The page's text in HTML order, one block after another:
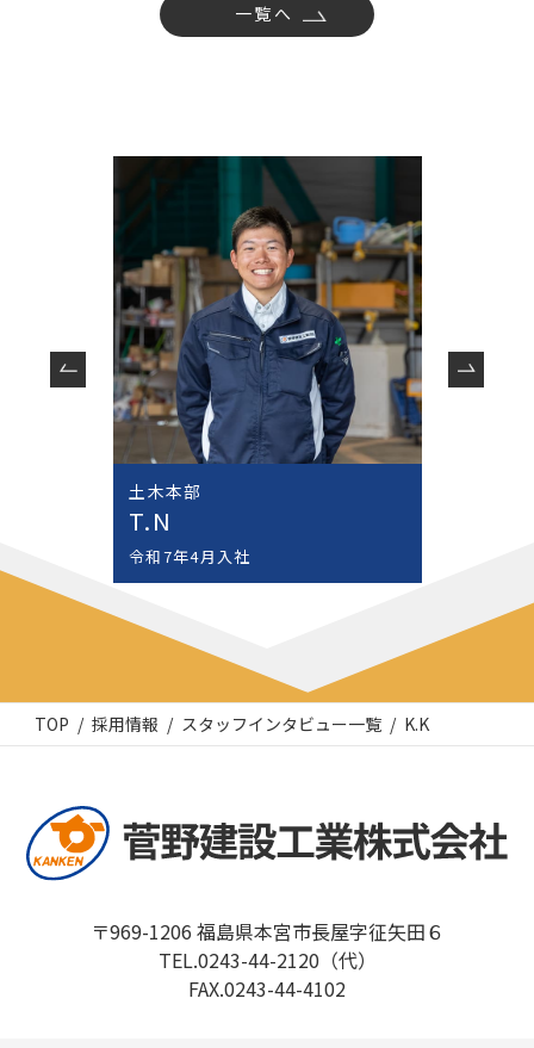
一覧へ
土木本部
T.N
令和7年4月入社
TOP 採用情報 スタッフインタビュー一覧 K.K
〒969-1206 福島県本宮市長屋字征矢田６
TEL.0243-44-2120（代）
FAX.0243-44-4102